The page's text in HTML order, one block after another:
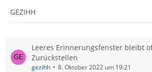
GEZIHH
Leeres Erinnerungsfenster bleibt
Zurückstellen
gezihh 8. Oktober 2022 um 19:21